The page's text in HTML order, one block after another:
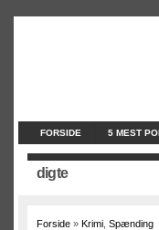
FORSIDE 5 MEST
digte
Forside » Krimi Spænding